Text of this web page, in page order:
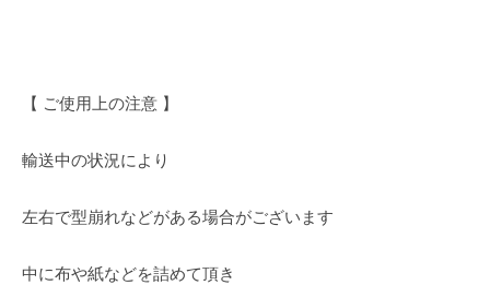
【 ご使用上の注意 】
輸送中の状況により
左右で型崩れなどがある場合がございます
中に布や紙などを詰めて頂き